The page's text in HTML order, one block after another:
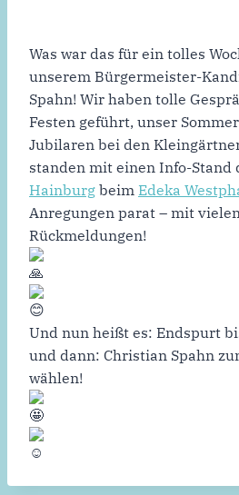
Was war das für ein tolles
unserem Bürgermeister-
Spahn! Wir haben tolle
Festen geführt, unser
Jubilaren bei den
standen mit einen Info-Stand
Hainburg beim Edeka
Anregungen parat – mit
Rückmeldungen!
Und nun heißt es: Endspurt
und dann: Christian Spahn
wählen!